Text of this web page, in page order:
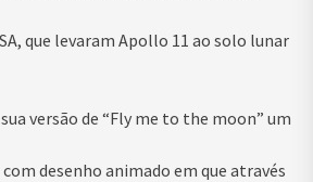
que levaram Apollo 11 ao solo lunar
versão de “Fly me to the moon” um
desenho animado em que através